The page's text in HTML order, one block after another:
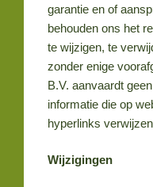
garantie en of
behouden ons het
te wijzigen, te
zonder enige
B.V. aanvaardt
informatie die op
hyperlinks
Wijzigingen